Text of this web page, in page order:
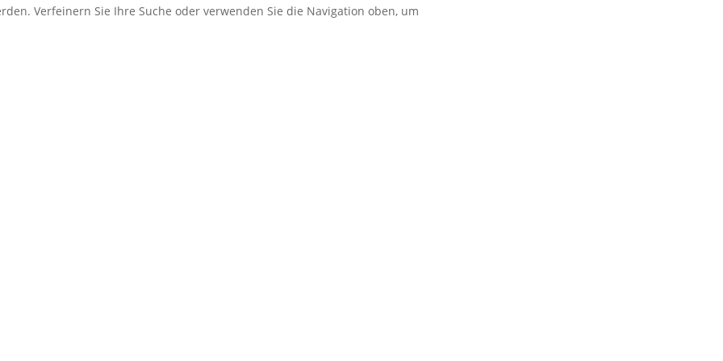
Verfeinern Sie Ihre Suche oder verwenden Sie die Navigation oben, um